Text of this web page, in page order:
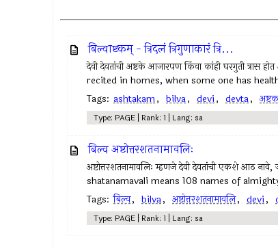
बिल्वाष्टकम् - त्रिदलं त्रिगुणाकारं त्रि...
देवी देवतांची अष्टके आजारपण किंवा कांही घरगुती त्रास
recited in homes, when some one has
Tags: ashtakam, bilva, devi, devta,
Type: PAGE | Rank: 1 | Lang: sa
बिल्व अष्टोत्तरशतनामावलिः
अष्टोत्तरशतनामावलिः म्हणजे देवी देवतांची एकशे आठ
shatanamavali means 108 names of
Tags: बिल्व, bilva, अष्टोत्तरशतनामावलि, devi,
Type: PAGE | Rank: 1 | Lang: sa